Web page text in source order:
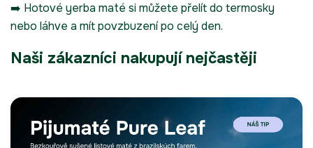
➡️ Hotové yerba maté si můžete přelít do termosky
nebo láhve a mít povzbuzení po celý den.
Naši zákazníci nakupují nejčastěji